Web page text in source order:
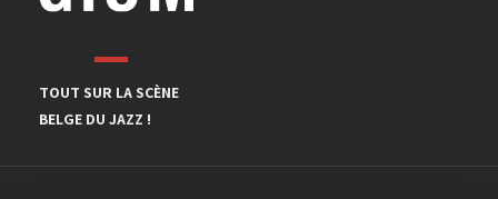
TOUT SUR LA SCÈNE
BELGE DU JAZZ !